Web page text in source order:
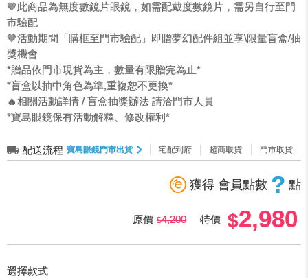
🤎此商品為無度數鏡片眼鏡，如需配戴度數鏡片，需另自行至門
市驗配
🤎活動期間「購框至門市驗配」即贈夢幻配件組並享\限量盲盒/抽
獎機會
*贈品依門市現貨為主，數量有限贈完為止*
*盲盒以抽中角色為準,重複恕不更換*
🔥相關活動詳情 / 盲盒抽獎辦法 請洽門市人員
*寶島眼鏡保有活動解釋、修改權利*
配送流程 寶島眼鏡門市出貨 宅配到府 超商取貨 門市取貨
獲得 會員點數 ? 點
原價 4,200 特價 2,980
選擇款式